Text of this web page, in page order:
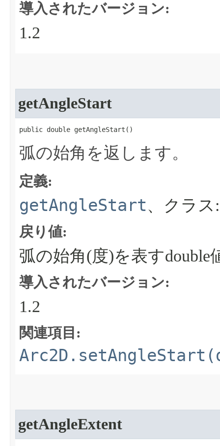
導入されたバージョン:
1.2
getAngleStart
public double getAngleStart​()
弧の始角を返します。
定義:
getAngleStart、クラ
戻り値:
弧の始角(度)を表すdouble
導入されたバージョン:
1.2
関連項目:
getAngleExtent